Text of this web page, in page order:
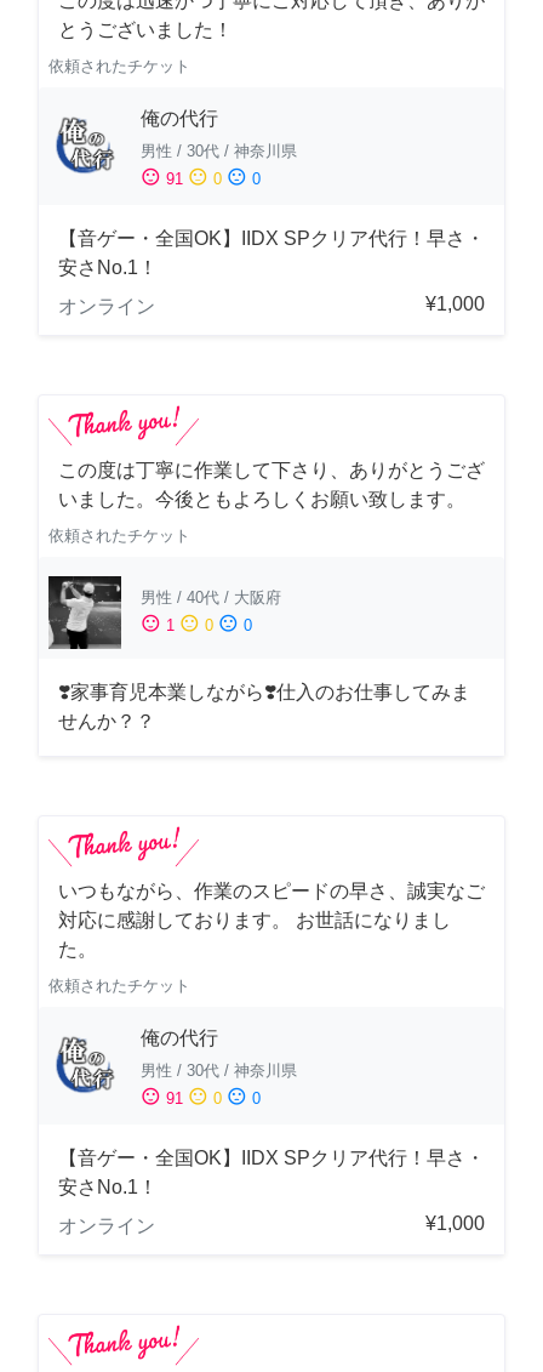
とうございました！
依頼されたチケット
俺の代行
男性 / 30代 / 神奈川県
sentiment_satisfied 91 sentiment_neutral 0 sentiment_dissatisfied 0
【音ゲー・全国OK】IIDX SPクリア代行！早さ・
安さNo.1！
オンライン
¥1,000
この度は丁寧に作業して下さり、ありがとうござ
いました。今後ともよろしくお願い致します。
依頼されたチケット
男性 / 40代 / 大阪府
sentiment_satisfied 1 sentiment_neutral 0 sentiment_dissatisfied 0
❣️家事育児本業しながら❣️仕入のお仕事してみま
せんか？？
いつもながら、作業のスピードの早さ、誠実なご
対応に感謝しております。 お世話になりまし
た。
依頼されたチケット
俺の代行
男性 / 30代 / 神奈川県
sentiment_satisfied 91 sentiment_neutral 0 sentiment_dissatisfied 0
【音ゲー・全国OK】IIDX SPクリア代行！早さ・
安さNo.1！
オンライン
¥1,000